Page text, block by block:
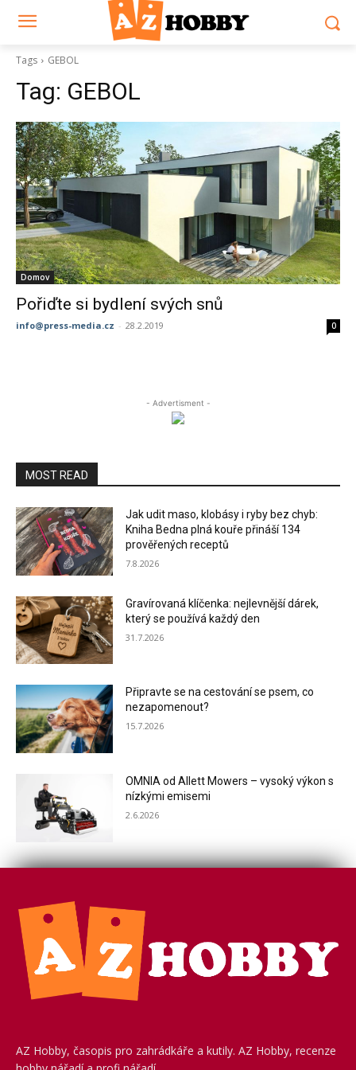
Tags GEBOL
Tag: GEBOL
Domov
Pořiďte si bydlení svých snů
info@press-media.cz - 28.2.2019 0
- Advertisment -
MOST READ
Jak udit maso, klobásy i ryby bez chyb:
Kniha Bedna plná kouře přináší 134
prověřených receptů
7.8.2026
Gravírovaná klíčenka: nejlevnější dárek,
který se používá každý den
31.7.2026
Připravte se na cestování se psem, co
nezapomenout?
15.7.2026
OMNIA od Allett Mowers – vysoký výkon s
nízkými emisemi
2.6.2026
AZ Hobby, časopis pro zahrádkáře a kutily. AZ Hobby, recenze